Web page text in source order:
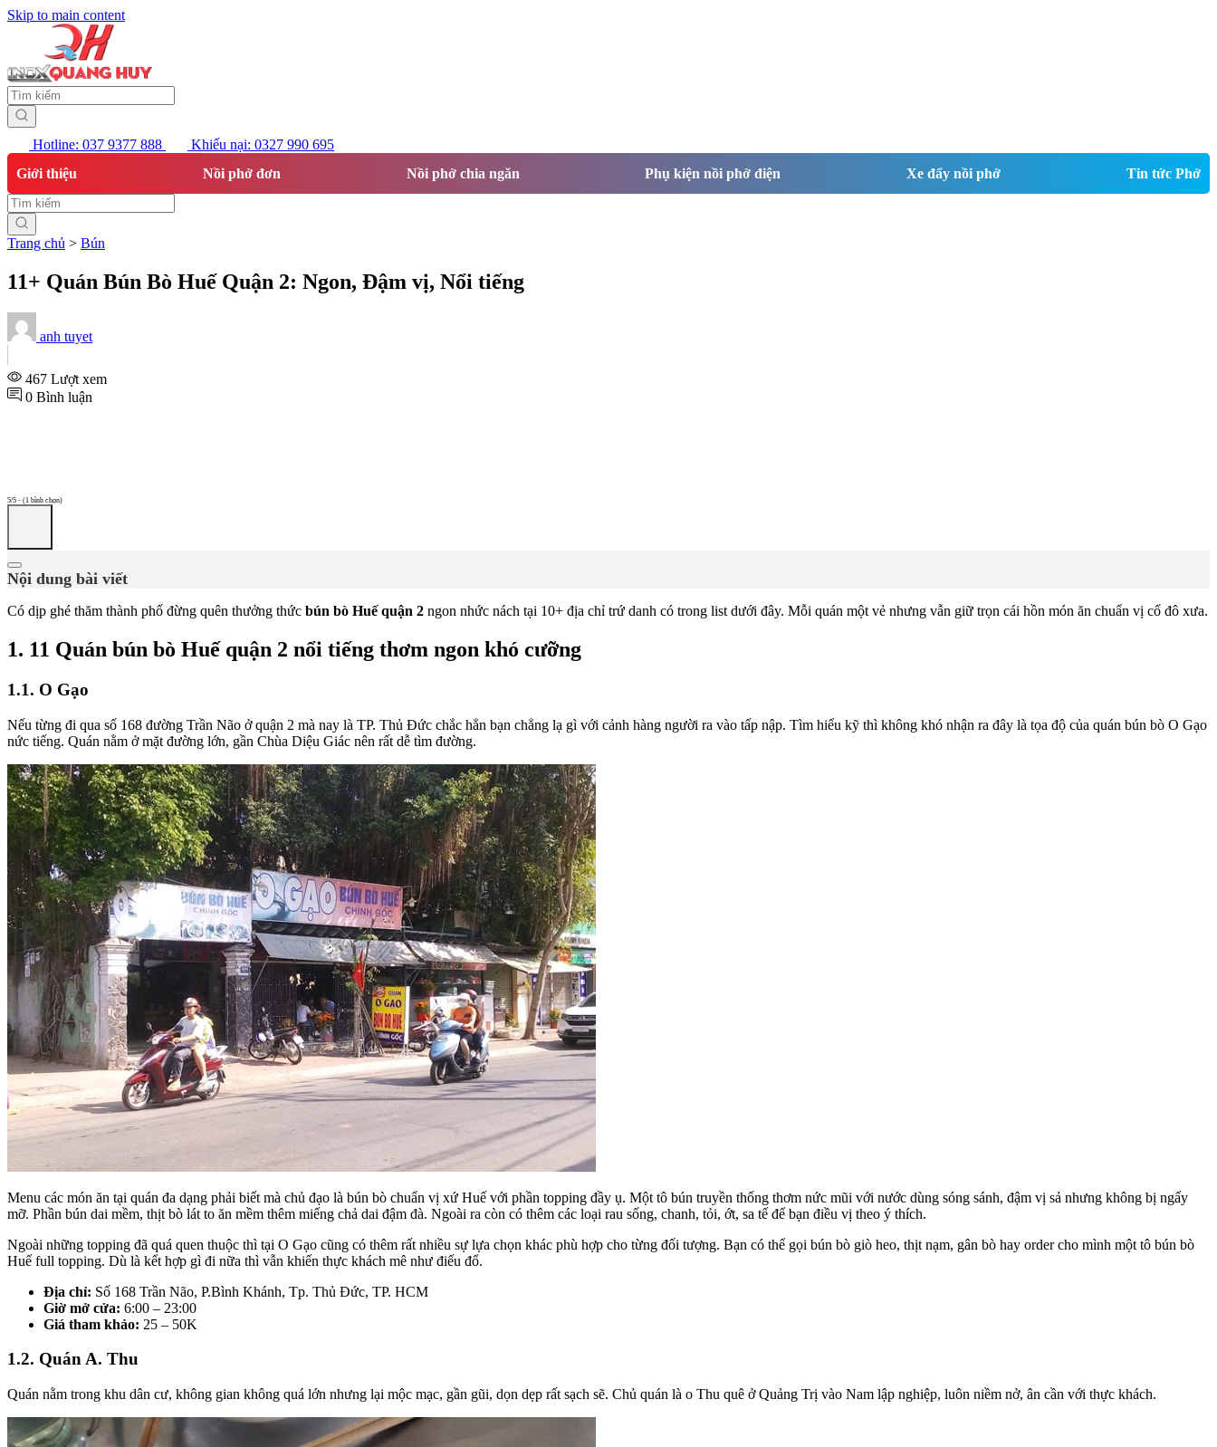
Skip to main content
Hotline: 037 9377 888
Khiếu nại: 0327 990 695
Giới thiệu
Nồi phở đơn Nồi phở chia ngăn Phụ kiện nồi phở điện Xe đẩy nồi phở Tin tức Phở
Trang chủ > Bún
11+ Quán Bún Bò Huế Quận 2: Ngon, Đậm vị, Nổi tiếng
anh tuyet
467 Lượt xem
0 Bình luận
5/5 - (1 bình chọn)
Nội dung bài viết
Có dịp ghé thăm thành phố đừng quên thưởng thức bún bò Huế quận 2 ngon nhức nách tại 10+ địa chỉ trứ danh có trong list dưới đây. Mỗi quán một vẻ nhưng vẫn giữ trọn cái hồn món ăn chuẩn vị cố đô xưa.
1. 11 Quán bún bò Huế quận 2 nổi tiếng thơm ngon khó cưỡng
1.1. O Gạo
Nếu từng đi qua số 168 đường Trần Não ở quận 2 mà nay là TP. Thủ Đức chắc hẳn bạn chẳng lạ gì với cảnh hàng người ra vào tấp nập. Tìm hiểu kỹ thì không khó nhận ra đây là tọa độ của quán bún bò O Gạo
nức tiếng. Quán nằm ở mặt đường lớn, gần Chùa Diệu Giác nên rất dễ tìm đường.
Menu các món ăn tại quán đa dạng phải biết mà chủ đạo là bún bò chuẩn vị xứ Huế với phần topping đầy ụ. Một tô bún truyền thống thơm nức mũi với nước dùng sóng sánh, đậm vị sả nhưng không bị ngấy
mỡ. Phần bún dai mềm, thịt bò lát to ăn mềm thêm miếng chả dai đậm đà. Ngoài ra còn có thêm các loại rau sống, chanh, tỏi, ớt, sa tế để bạn điều vị theo ý thích.
Ngoài những topping đã quá quen thuộc thì tại O Gạo cũng có thêm rất nhiều sự lựa chọn khác phù hợp cho từng đối tượng. Bạn có thể gọi bún bò giò heo, thịt nạm, gân bò hay order cho mình một tô bún bò
Huế full topping. Dù là kết hợp gì đi nữa thì vẫn khiến thực khách mê như điếu đổ.
Địa chỉ: Số 168 Trần Não, P.Bình Khánh, Tp. Thủ Đức, TP. HCM
Giờ mở cửa: 6:00 – 23:00
Giá tham khảo: 25 – 50K
1.2. Quán A. Thu
Quán nằm trong khu dân cư, không gian không quá lớn nhưng lại mộc mạc, gần gũi, dọn dẹp rất sạch sẽ. Chủ quán là o Thu quê ở Quảng Trị vào Nam lập nghiệp, luôn niềm nở, ân cần với thực khách.